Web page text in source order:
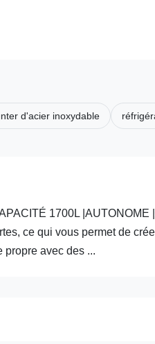
d'acier inoxydable
1700L |AUTONOME
ce qui vous permet de
propre avec des ...